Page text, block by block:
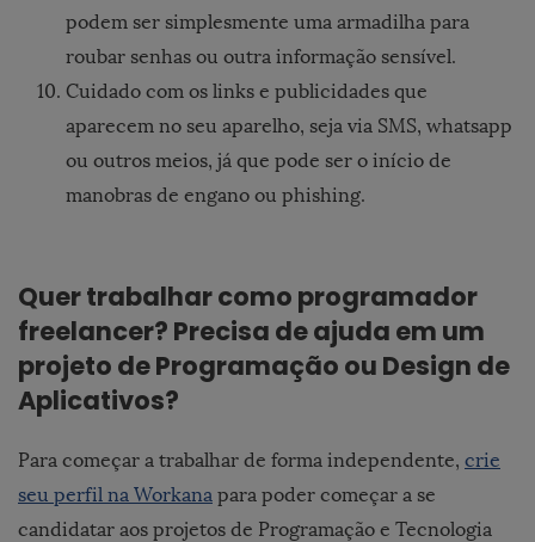
podem ser simplesmente uma armadilha para
roubar senhas ou outra informação sensível.
Cuidado com os links e publicidades que
aparecem no seu aparelho, seja via SMS, whatsapp
ou outros meios, já que pode ser o início de
manobras de engano ou phishing.
Quer trabalhar como programador
freelancer? Precisa de ajuda em um
projeto de Programação ou Design de
Aplicativos?
Para começar a trabalhar de forma independente, crie
seu perfil na Workana para poder começar a se
candidatar aos projetos de Programação e Tecnologia